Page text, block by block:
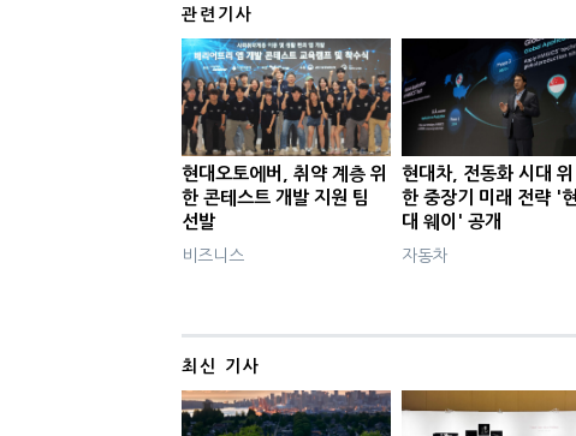
관련기사
현대오토에버, 취약 계층 위
한 콘테스트 개발 지원 팀
선발
비즈니스
현대차, 전동화 시대 위
한 중장기 미래 전략 '현
대 웨이' 공개
자동차
최신 기사